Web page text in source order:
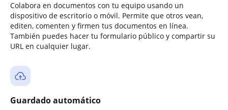
Colabora en documentos con tu equipo usando un
dispositivo de escritorio o móvil. Permite que otros vean,
editen, comenten y firmen tus documentos en línea.
También puedes hacer tu formulario público y compartir su
URL en cualquier lugar.
Guardado automático